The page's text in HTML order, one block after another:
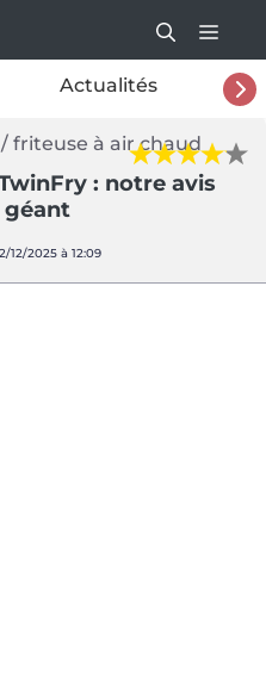
Actualités
friteuse à air chaud
: notre avis
géant
12/2025 à 12:09